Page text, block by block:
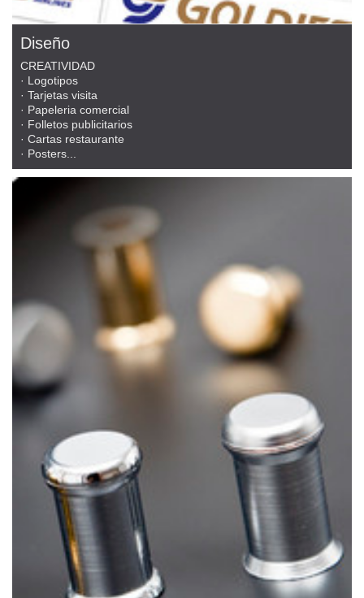
Diseño
CREATIVIDAD
· Logotipos
· Tarjetas visita
· Papeleria comercial
· Folletos publicitarios
· Cartas restaurante
· Posters...